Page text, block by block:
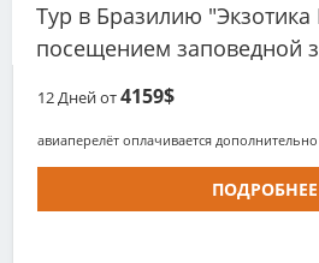
Тур в Бразилию "Экзотика
посещением заповедной
12Дней от4159$
авиаперелёт оплачивается дополнительно
ПОДРОБНЕЕ